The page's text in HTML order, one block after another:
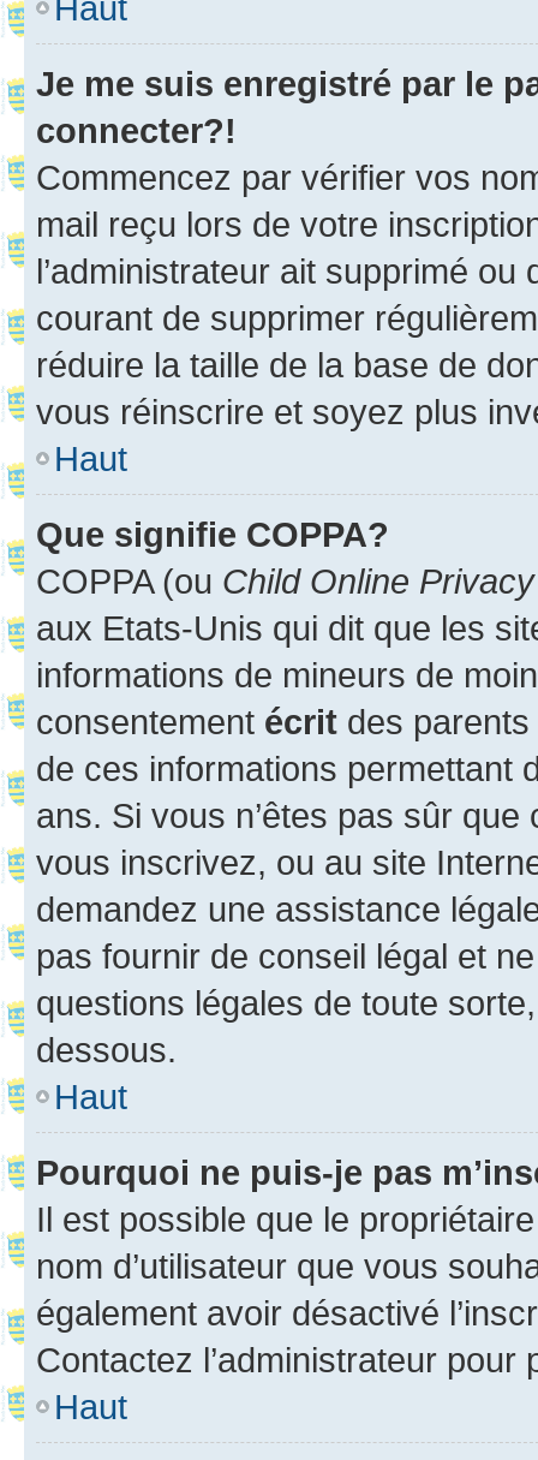
Je me suis enregistré par le
connecter?!
Commencez par vérifier vos
mail reçu lors de votre
l’administrateur ait supprimé
courant de supprimer
réduire la taille de la base de
vous réinscrire et soyez plus
Haut
Que signifie COPPA?
COPPA (ou Child Online
aux Etats-Unis qui dit que les
informations de mineurs de
consentement écrit des parents
de ces informations permettant
ans. Si vous n’êtes pas sûr
vous inscrivez, ou au site
demandez une assistance
pas fournir de conseil légal et
questions légales de toute
dessous.
Haut
Pourquoi ne puis-je pas
Il est possible que le
nom d’utilisateur que vous
également avoir désactivé
Contactez l’administrateur
Haut